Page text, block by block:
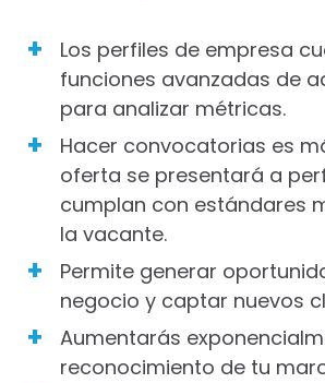
Los perfiles de empresa
funciones avanzadas de
para analizar métricas.
Hacer convocatorias es
oferta se presentará a
cumplan con estándares
la vacante.
Permite generar
negocio y captar nuevos
Aumentarás
reconocimiento de tu